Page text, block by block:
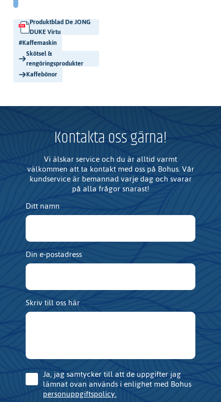
Produktblad De JONG
DUKE Virtu
#Kaffemaskin
Skötsel &
rengöringsprodukter
Kaffebönor
Kontakta oss gärna!
Vi älskar service och du är alltid varmt
välkommen att ta kontakt med oss på Bohus. Vår
kundservice är bemannad varje dag och svarar
på alla frågor snarast!
Ditt namn
Din e-postadress
Skriv till oss här
ConsentJa, jag samtycker till att de uppgifter jag
lämnat ovan används i enlighet med Bohus
personuppgiftspolicy.